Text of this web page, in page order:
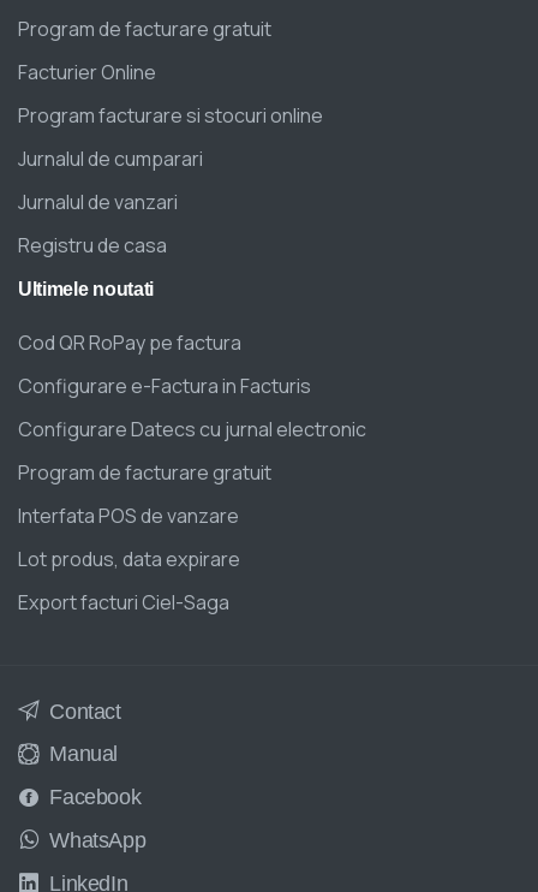
Program de facturare gratuit
Facturier Online
Program facturare si stocuri online
Jurnalul de cumparari
Jurnalul de vanzari
Registru de casa
Ultimele noutati
Cod QR RoPay pe factura
Configurare e-Factura in Facturis
Configurare Datecs cu jurnal electronic
Program de facturare gratuit
Interfata POS de vanzare
Lot produs, data expirare
Export facturi Ciel-Saga
Contact
Manual
Facebook
WhatsApp
LinkedIn